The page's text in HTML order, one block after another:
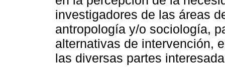
investigadores de las áreas
antropología y/o sociología,
alternativas de intervención,
las diversas partes